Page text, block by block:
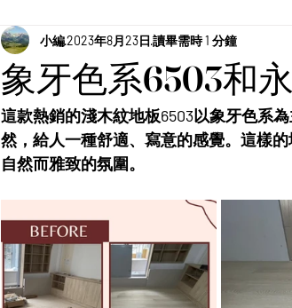
象牙色系6503和
小編2023年8月23日 讀畢需時 1 分鐘
這款熱銷的淺木紋地板6503以象牙色系
然，給人一種舒適、寫意的感覺。這樣
自然而雅致的氛圍。